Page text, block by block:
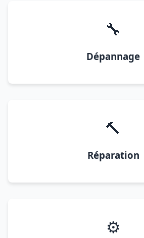
🔧
Dépannage
🔨
Réparation
⚙️